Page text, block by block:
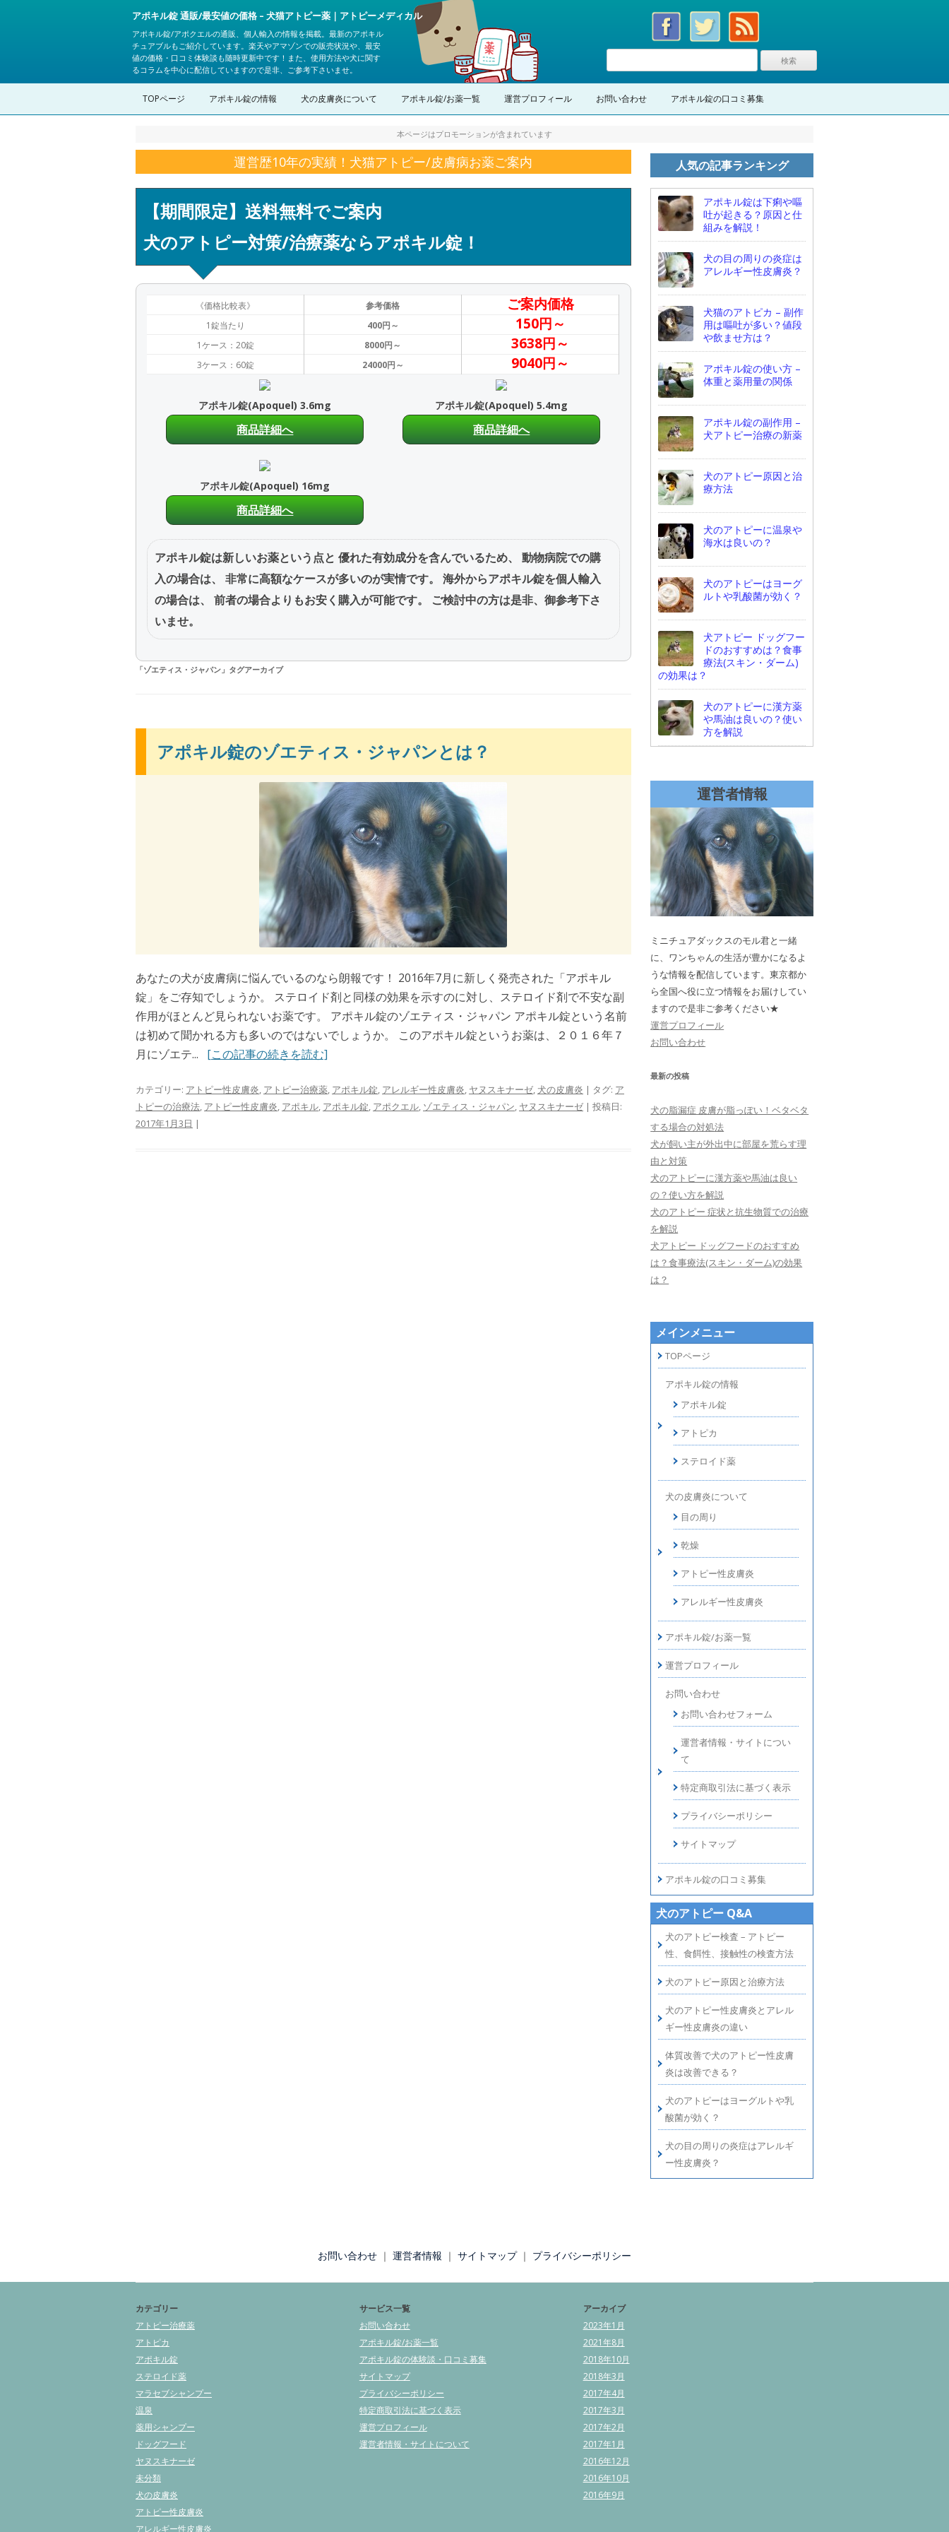
アポキル錠 通販/最安値の価格 – 犬猫アトピー薬｜アトピーメディカル
アポキル錠/アポクエルの通販、個人輸入の情報を掲載。最新のアポキル
チュアブルもご紹介しています。楽天やアマゾンでの販売状況や、最安
値の価格・口コミ体験談も随時更新中です！また、使用方法や犬に関す
るコラムを中心に配信していますので是非、ご参考下さいませ。
コンテンツへスキップ
TOPページ アポキル錠の情報 犬の皮膚炎について アポキル錠/お薬一覧 運営プロフィール お問い合わせ アポキル錠の口コミ募集
本ページはプロモーションが含まれています
運営歴10年の実績！犬猫アトピー/皮膚病お薬ご案内
【期間限定】送料無料でご案内
犬のアトピー対策/治療薬ならアポキル錠！
《価格比較表》 参考価格 ご案内価格
1錠当たり 400円～ 150円～
1ケース：20錠 8000円～ 3638円～
3ケース：60錠 24000円～ 9040円～
アポキル錠(Apoquel) 3.6mg
商品詳細へ
アポキル錠(Apoquel) 5.4mg
商品詳細へ
アポキル錠(Apoquel) 16mg
商品詳細へ
アポキル錠は新しいお薬という点と 優れた有効成分を含んでいるため、 動物病院での購
入の場合は、 非常に高額なケースが多いのが実情です。 海外からアポキル錠を個人輸入
の場合は、 前者の場合よりもお安く購入が可能です。 ご検討中の方は是非、御参考下さ
いませ。
「ゾエティス・ジャパン 」タグアーカイブ
アポキル錠のゾエティス・ジャパンとは？
あなたの犬が皮膚病に悩んでいるのなら朗報です！ 2016年7月に新しく発売された「アポキル
錠」をご存知でしょうか。 ステロイド剤と同様の効果を示すのに対し、ステロイド剤で不安な副
作用がほとんど見られないお薬です。 アポキル錠のゾエティス・ジャパン アポキル錠という名前
は初めて聞かれる方も多いのではないでしょうか。 このアポキル錠というお薬は、２０１６年７
月にゾエテ... [この記事の続きを読む]
カテゴリー: アトピー性皮膚炎, アトピー治療薬, アポキル錠, アレルギー性皮膚炎, ヤヌスキナーゼ, 犬の皮膚炎 | タグ: ア
トピーの治療法, アトピー性皮膚炎, アポキル, アポキル錠, アポクエル, ゾエティス・ジャパン, ヤヌスキナーゼ | 投稿日:
2017年1月3日 |
人気の記事ランキング
アポキル錠は下痢や嘔
吐が起きる？原因と仕
組みを解説！
犬の目の周りの炎症は
アレルギー性皮膚炎？
犬猫のアトピカ – 副作
用は嘔吐が多い？値段
や飲ませ方は？
アポキル錠の使い方 –
体重と薬用量の関係
アポキル錠の副作用 –
犬アトピー治療の新薬
犬のアトピー原因と治
療方法
犬のアトピーに温泉や
海水は良いの？
犬のアトピーはヨーグ
ルトや乳酸菌が効く？
犬アトピー ドッグフー
ドのおすすめは？食事
療法(スキン・ダーム)
の効果は？
犬のアトピーに漢方薬
や馬油は良いの？使い
方を解説
運営者情報
ミニチュアダックスのモル君と一緒
に、ワンちゃんの生活が豊かになるよ
うな情報を配信しています。東京都か
ら全国へ役に立つ情報をお届けしてい
ますので是非ご参考ください★
運営プロフィール
お問い合わせ
最新の投稿
犬の脂漏症 皮膚が脂っぽい！ベタベタ
する場合の対処法
犬が飼い主が外出中に部屋を荒らす理
由と対策
犬のアトピーに漢方薬や馬油は良い
の？使い方を解説
犬のアトピー 症状と抗生物質での治療
を解説
犬アトピー ドッグフードのおすすめ
は？食事療法(スキン・ダーム)の効果
は？
メインメニュー
TOPページ
アポキル錠の情報
アポキル錠
アトピカ
ステロイド薬
犬の皮膚炎について
目の周り
乾燥
アトピー性皮膚炎
アレルギー性皮膚炎
アポキル錠/お薬一覧
運営プロフィール
お問い合わせ
お問い合わせフォーム
運営者情報・サイトについ
て
特定商取引法に基づく表示
プライバシーポリシー
サイトマップ
アポキル錠の口コミ募集
犬のアトピー Q&A
犬のアトピー検査 – アトピー
性、食餌性、接触性の検査方法
犬のアトピー原因と治療方法
犬のアトピー性皮膚炎とアレル
ギー性皮膚炎の違い
体質改善で犬のアトピー性皮膚
炎は改善できる？
犬のアトピーはヨーグルトや乳
酸菌が効く？
犬の目の周りの炎症はアレルギ
ー性皮膚炎？
お問い合わせ ｜ 運営者情報 ｜ サイトマップ｜ プライバシーポリシー
カテゴリー
アトピー治療薬
アトピカ
アポキル錠
ステロイド薬
マラセブシャンプー
温泉
薬用シャンプー
ドッグフード
ヤヌスキナーゼ
未分類
犬の皮膚炎
アトピー性皮膚炎
アレルギー性皮膚炎
サービス一覧
お問い合わせ
アポキル錠/お薬一覧
アポキル錠の体験談・口コミ募集
サイトマップ
プライバシーポリシー
特定商取引法に基づく表示
運営プロフィール
運営者情報・サイトについて
アーカイブ
2023年1月
2021年8月
2018年10月
2018年3月
2017年4月
2017年3月
2017年2月
2017年1月
2016年12月
2016年10月
2016年9月